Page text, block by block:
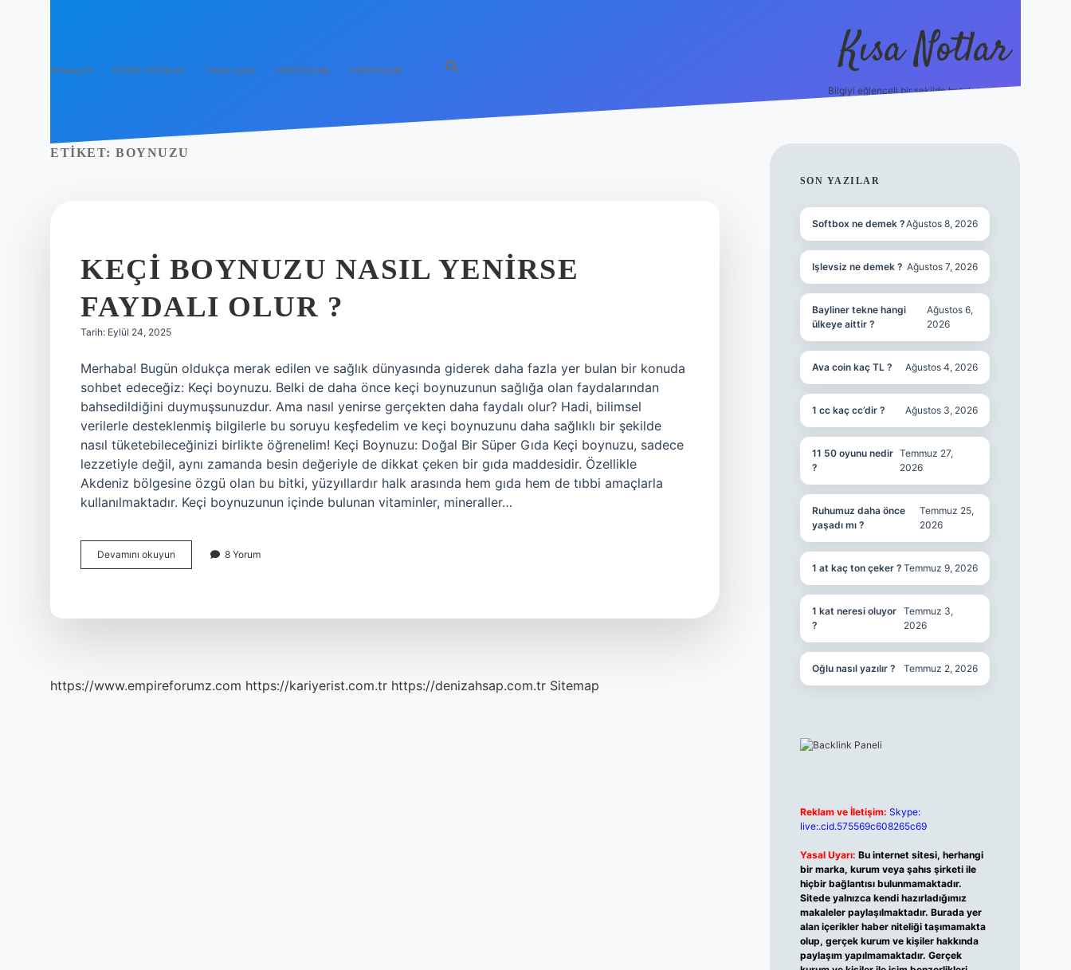
Anasayfa Gizlilik Politikası Yasal Uyarı Hakkımızda Hakkımızda Kısa Notlar
Bilgiyi eğlenceli bir şekilde hatırlatan durak.
ETIKET: BOYNUZU
KEÇI BOYNUZU NASIL YENIRSE
FAYDALI OLUR ?
Tarih: Eylül 24, 2025
Merhaba! Bugün oldukça merak edilen ve sağlık dünyasında giderek daha fazla yer bulan bir konuda
sohbet edeceğiz: Keçi boynuzu. Belki de daha önce keçi boynuzunun sağlığa olan faydalarından
bahsedildiğini duymuşsunuzdur. Ama nasıl yenirse gerçekten daha faydalı olur? Hadi, bilimsel
verilerle desteklenmiş bilgilerle bu soruyu keşfedelim ve keçi boynuzunu daha sağlıklı bir şekilde
nasıl tüketebileceğinizi birlikte öğrenelim! Keçi Boynuzu: Doğal Bir Süper Gıda Keçi boynuzu, sadece
lezzetiyle değil, aynı zamanda besin değeriyle de dikkat çeken bir gıda maddesidir. Özellikle
Akdeniz bölgesine özgü olan bu bitki, yüzyıllardır halk arasında hem gıda hem de tıbbi amaçlarla
kullanılmaktadır. Keçi boynuzunun içinde bulunan vitaminler, mineraller…
Devamını okuyun
boynuzu
8 Yorum
https://www.empireforumz.com https://kariyerist.com.tr https://denizahsap.com.tr Sitemap
SIDEBAR
SON YAZILAR
Softbox ne demek ?Ağustos 8, 2026
Işlevsiz ne demek ? Ağustos 7, 2026
Bayliner tekne hangi
ülkeye aittir ?
Ağustos 6,
2026
Ava coin kaç TL ? Ağustos 4, 2026
1 cc kaç cc’dir ? Ağustos 3, 2026
11 50 oyunu nedir
?
Temmuz 27,
2026
Ruhumuz daha önce
yaşadı mı ?
Temmuz 25,
2026
1 at kaç ton çeker ? Temmuz 9, 2026
1 kat neresi oluyor
?
Temmuz 3,
2026
Oğlu nasıl yazılır ? Temmuz 2, 2026
Reklam ve İletişim: Skype:
live:.cid.575569c608265c69
Yasal Uyarı: Bu internet sitesi, herhangi
bir marka, kurum veya şahıs şirketi ile
hiçbir bağlantısı bulunmamaktadır.
Sitede yalnızca kendi hazırladığımız
makaleler paylaşılmaktadır. Burada yer
alan içerikler haber niteliği taşımamakta
olup, gerçek kurum ve kişiler hakkında
paylaşım yapılmamaktadır. Gerçek
elexbett.net